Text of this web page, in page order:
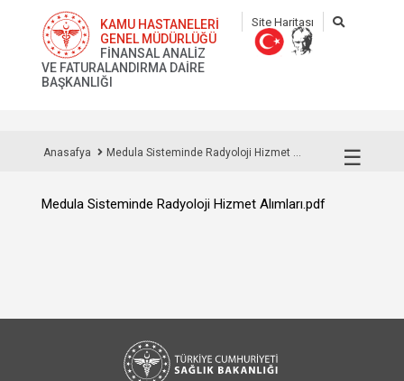
KAMU HASTANELERİ
GENEL MÜDÜRLÜĞÜ
FİNANSAL ANALİZ
VE FATURALANDIRMA DAİRE
BAŞKANLIĞI
Site Haritası
☰
Anasafya Medula Sisteminde Radyoloji Hizmet ...
Medula Sisteminde Radyoloji Hizmet Alımları.pdf